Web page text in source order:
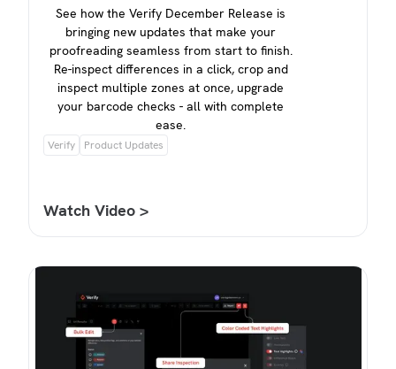
See how the Verify December Release is
bringing new updates that make your
proofreading seamless from start to finish.
Re-inspect differences in a click, crop and
inspect multiple zones at once, upgrade
your barcode checks - all with complete
ease.
Verify Product Updates
Watch Video >